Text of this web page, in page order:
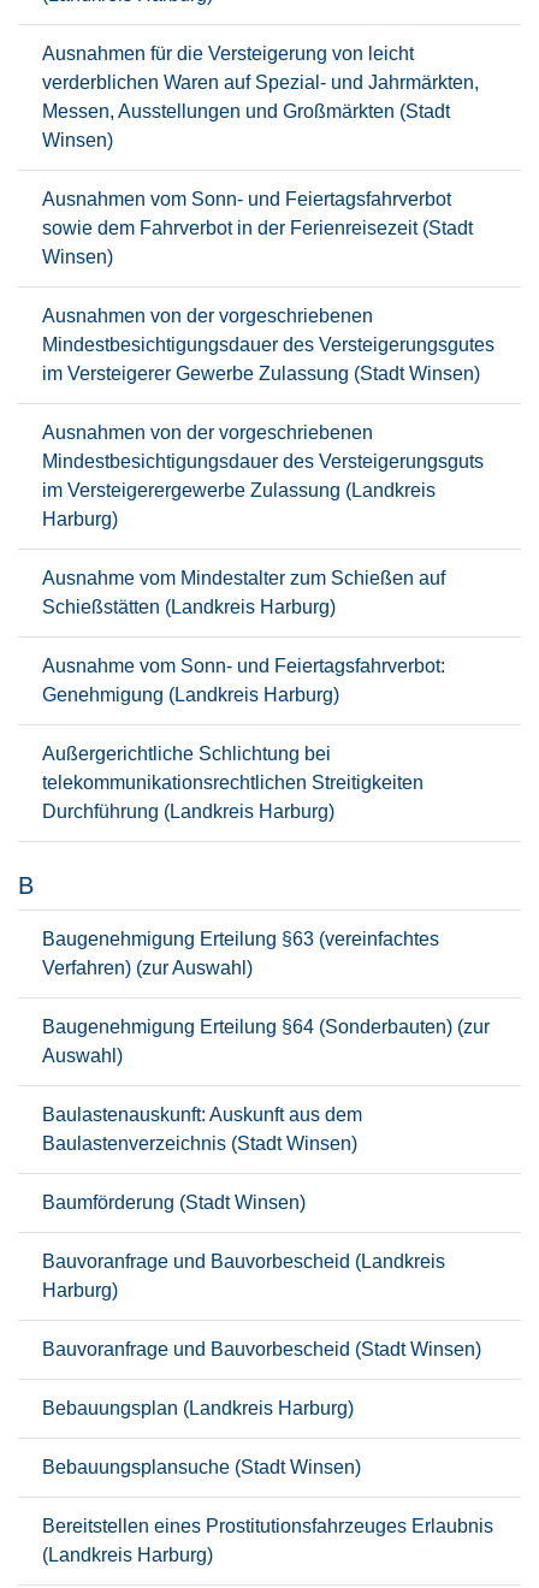
Ausnahmen für die Versteigerung von leicht
verderblichen Waren auf Spezial- und Jahrmärkten,
Messen, Ausstellungen und Großmärkten (Stadt
Winsen)
Ausnahmen vom Sonn- und Feiertagsfahrverbot
sowie dem Fahrverbot in der Ferienreisezeit (Stadt
Winsen)
Ausnahmen von der vorgeschriebenen
Mindestbesichtigungsdauer des Versteigerungsgutes
im Versteigerer Gewerbe Zulassung (Stadt Winsen)
Ausnahmen von der vorgeschriebenen
Mindestbesichtigungsdauer des Versteigerungsguts
im Versteigerergewerbe Zulassung (Landkreis
Harburg)
Ausnahme vom Mindestalter zum Schießen auf
Schießstätten (Landkreis Harburg)
Ausnahme vom Sonn- und Feiertagsfahrverbot:
Genehmigung (Landkreis Harburg)
Außergerichtliche Schlichtung bei
telekommunikationsrechtlichen Streitigkeiten
Durchführung (Landkreis Harburg)
B
Baugenehmigung Erteilung §63 (vereinfachtes
Verfahren) (zur Auswahl)
Baugenehmigung Erteilung §64 (Sonderbauten) (zur
Auswahl)
Baulastenauskunft: Auskunft aus dem
Baulastenverzeichnis (Stadt Winsen)
Baumförderung (Stadt Winsen)
Bauvoranfrage und Bauvorbescheid (Landkreis
Harburg)
Bauvoranfrage und Bauvorbescheid (Stadt Winsen)
Bebauungsplan (Landkreis Harburg)
Bebauungsplansuche (Stadt Winsen)
Bereitstellen eines Prostitutionsfahrzeuges Erlaubnis
(Landkreis Harburg)